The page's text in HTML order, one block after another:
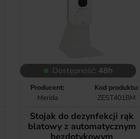
Dostępność: 48h
Producent:
Merida
Kod produktu:
ZEST401BM
Stojak do dezynfekcji rąk
blatowy z automatycznym
bezdotykowym